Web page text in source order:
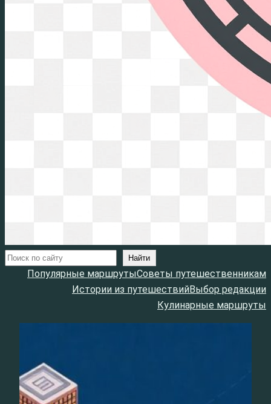
Поиск Найти
Популярные маршрутыСоветы путешественникам
Истории из путешествийВыбор редакции
Кулинарные маршруты